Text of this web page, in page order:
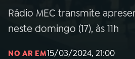
04PROGRAMAS
05 PODCASTS
Rádio MEC transmite
neste domingo (17), às 11h
NO AR EM15/03/2024, 21:00